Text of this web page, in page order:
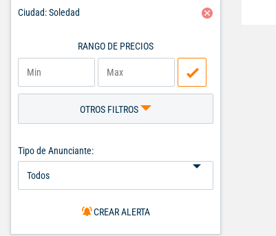
Ciudad: Soledad
RANGO DE PRECIOS
OTROS FILTROS
Tipo de Anunciante:
CREAR ALERTA